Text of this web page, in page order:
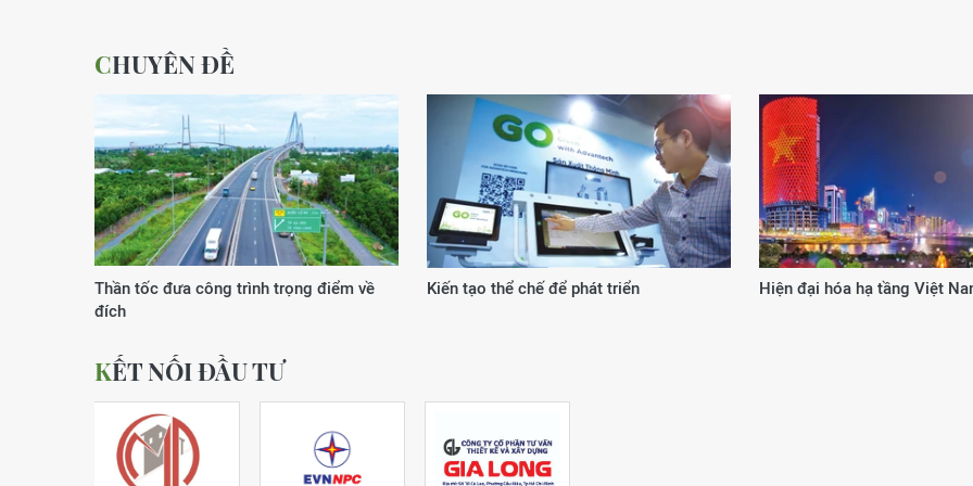
CHUYÊN ĐỀ
Xuân của kỷ nguyên vươn mình Động lực từ cơ chế, chính sách đặc thù 20 năm kiến tạo giá trị
KẾT NỐI ĐẦU TƯ